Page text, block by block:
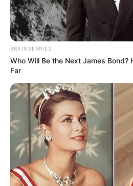
BRAINBERRIES
Who Will Be the Next James Bond?
Far